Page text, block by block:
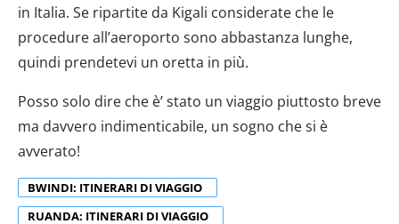
in Italia. Se ripartite da Kigali considerate che le
procedure all’aeroporto sono abbastanza lunghe,
quindi prendetevi un oretta in più.
Posso solo dire che è’ stato un viaggio piuttosto breve
ma davvero indimenticabile, un sogno che si è
avverato!
BWINDI: ITINERARI DI VIAGGIO
RUANDA: ITINERARI DI VIAGGIO